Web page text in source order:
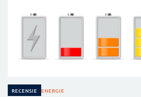
RECENSIE ENERGIE